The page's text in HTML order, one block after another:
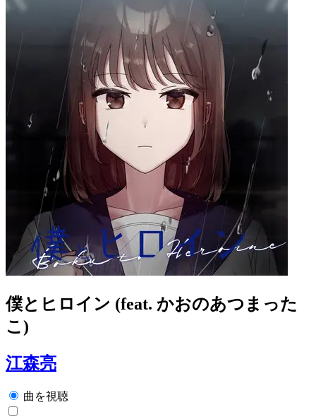
僕とヒロイン (feat. かおのあつまった
こ)
江森亮
曲を視聴